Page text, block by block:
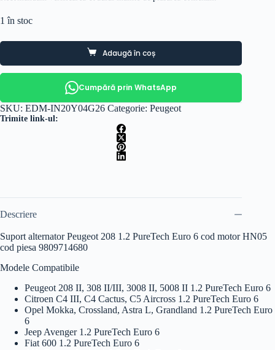
1 în stoc
Adaugă în coș
Cumpără prin WhatsApp
SKU: EDM-IN20Y04G26 Categorie: Peugeot
Trimite link-ul:
Descriere
Suport alternator Peugeot 208 1.2 PureTech Euro 6 cod motor HN05
cod piesa 9809714680
Modele Compatibile
Peugeot 208 II, 308 II/III, 3008 II, 5008 II 1.2 PureTech Euro 6
Citroen C4 III, C4 Cactus, C5 Aircross 1.2 PureTech Euro 6
Opel Mokka, Crossland, Astra L, Grandland 1.2 PureTech Euro
6
Jeep Avenger 1.2 PureTech Euro 6
Fiat 600 1.2 PureTech Euro 6